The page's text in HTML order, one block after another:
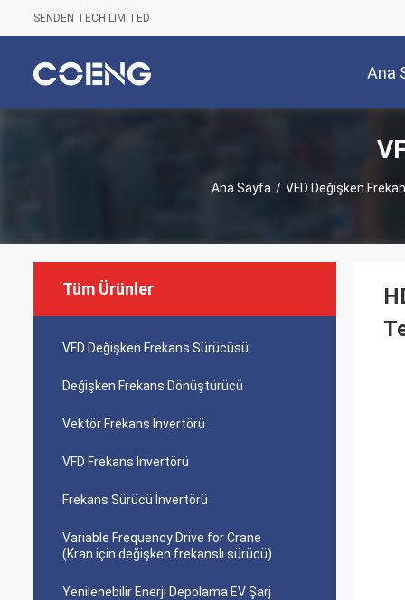
SENDEN TECH LIMITED
Ana
Ana Sayfa / VFD Değişken
Tüm Ürünler
VFD Değişken Frekans Sürücüsü
Değişken Frekans Dönüştürücü
Vektör Frekans İnvertörü
VFD Frekans İnvertörü
Frekans Sürücü İnvertörü
Variable Frequency Drive for Crane
(Kran için değişken frekanslı sürücü)
Yenilenebilir Enerji Depolama EV Şarj